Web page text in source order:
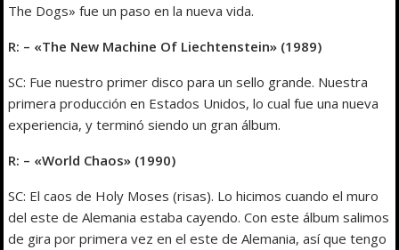
The Dogs» fue un paso en la nueva vida.
R: – «The New Machine Of Liechtenstein» (1989)
SC: Fue nuestro primer disco para un sello grande. Nuestra
primera producción en Estados Unidos, lo cual fue una nueva
experiencia, y terminó siendo un gran álbum.
R: – «World Chaos» (1990)
SC: El caos de Holy Moses (risas). Lo hicimos cuando el muro
del este de Alemania estaba cayendo. Con este álbum salimos
de gira por primera vez en el este de Alemania, así que tengo